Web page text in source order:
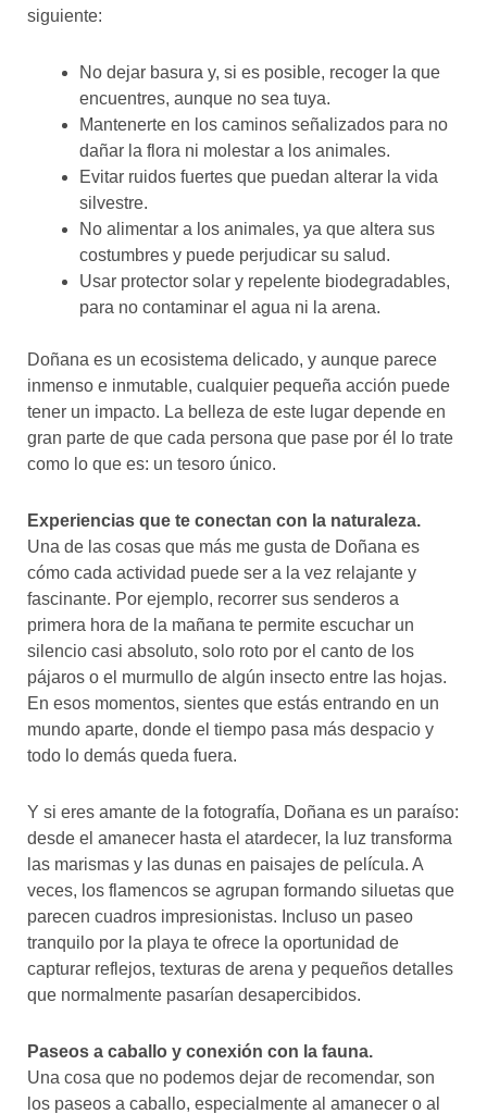
siguiente:
No dejar basura y, si es posible, recoger la que
encuentres, aunque no sea tuya.
Mantenerte en los caminos señalizados para no
dañar la flora ni molestar a los animales.
Evitar ruidos fuertes que puedan alterar la vida
silvestre.
No alimentar a los animales, ya que altera sus
costumbres y puede perjudicar su salud.
Usar protector solar y repelente biodegradables,
para no contaminar el agua ni la arena.
Doñana es un ecosistema delicado, y aunque parece
inmenso e inmutable, cualquier pequeña acción puede
tener un impacto. La belleza de este lugar depende en
gran parte de que cada persona que pase por él lo trate
como lo que es: un tesoro único.
Experiencias que te conectan con la naturaleza.
Una de las cosas que más me gusta de Doñana es
cómo cada actividad puede ser a la vez relajante y
fascinante. Por ejemplo, recorrer sus senderos a
primera hora de la mañana te permite escuchar un
silencio casi absoluto, solo roto por el canto de los
pájaros o el murmullo de algún insecto entre las hojas.
En esos momentos, sientes que estás entrando en un
mundo aparte, donde el tiempo pasa más despacio y
todo lo demás queda fuera.
Y si eres amante de la fotografía, Doñana es un paraíso:
desde el amanecer hasta el atardecer, la luz transforma
las marismas y las dunas en paisajes de película. A
veces, los flamencos se agrupan formando siluetas que
parecen cuadros impresionistas. Incluso un paseo
tranquilo por la playa te ofrece la oportunidad de
capturar reflejos, texturas de arena y pequeños detalles
que normalmente pasarían desapercibidos.
Paseos a caballo y conexión con la fauna.
Una cosa que no podemos dejar de recomendar, son
los paseos a caballo, especialmente al amanecer o al